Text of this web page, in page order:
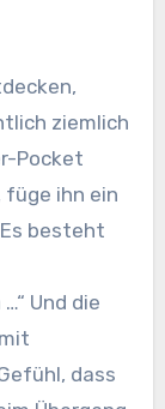
ziemlich
Pocket
füge ihn ein
besteht
Und die
dass